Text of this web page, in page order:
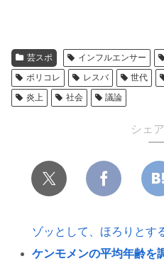
芸スポ インフルエンサー
ポリコレ
レスバ 世代
炎上
社会 議論
シェ
ゾッとして、ほろりとす
ケンモメンの平均年齢を